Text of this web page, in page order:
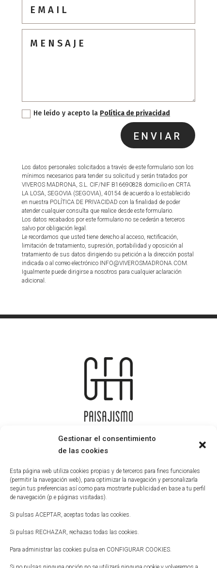
Gestionar el consentimiento
de las cookies
Esta página web utiliza cookies propias y de terceros para fines funcionales
(permitir la navegación web), para optimizar la navegación y personalizarla
según tus preferencias así como para mostrarte publicidad en base a tu perfil
de navegación (p.e páginas visitadas).
Si pulsas ACEPTAR, aceptas todas las cookies.
Si pulsas RECHAZAR, rechazas todas las cookies.
Para administrar las cookies pulsa en CONFIGURAR COOKIES.
He leído y acepto la Política de privacidad
ENVIAR
Los datos personales solicitados a través de este formulario son los
mínimos necesarios para tender su solicitud y serán tratados por
VIVEROS MADRONA, S.L. CIF/NIF B16690828 domicilio en CRTA
LA LOSA, SEGOVIA (SEGOVIA), 40154 de acuerdo a lo establecido
en nuestra POLÍTICA DE PRIVACIDAD con la finalidad de poder
atender cualquier consulta que realice desde este formulario.
Los datos recabados por este formulario no se cederán a terceros
salvo por obligación legal.
Le recordamos que usted tiene derecho al acceso, rectificación,
limitación de tratamiento, supresión, portabilidad y oposición al
tratamiento de sus datos dirigiendo su petición a la dirección postal
indicada o al correo electrónico INFO@VIVEROSMADRONA.COM.
Igualmente puede dirigirse a nosotros para cualquier aclaración
adicional.
Aviso legal
Política de privacidad
Accesibilidad